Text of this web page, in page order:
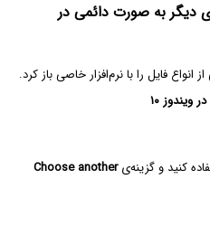
دیگر به صورت دائمی در
۱۰
کنید و گزینه‌یChoose another